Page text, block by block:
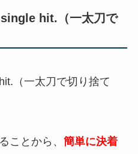
single hit.（一太刀で
（一太刀で切り捨て
ことから、 簡単に決着